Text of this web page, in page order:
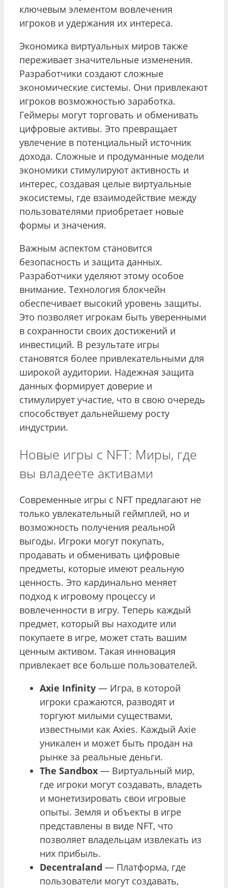
ключевым элементом вовлечения
игроков и удержания их интереса.
Экономика виртуальных миров также
переживает значительные изменения.
Разработчики создают сложные
экономические системы. Они привлекают
игроков возможностью заработка.
Геймеры могут торговать и обменивать
цифровые активы. Это превращает
увлечение в потенциальный источник
дохода. Сложные и продуманные модели
экономики стимулируют активность и
интерес, создавая целые виртуальные
экосистемы, где взаимодействие между
пользователями приобретает новые
формы и значения.
Важным аспектом становится
безопасность и защита данных.
Разработчики уделяют этому особое
внимание. Технология блокчейн
обеспечивает высокий уровень защиты.
Это позволяет игрокам быть уверенными
в сохранности своих достижений и
инвестиций. В результате игры
становятся более привлекательными для
широкой аудитории. Надежная защита
данных формирует доверие и
стимулирует участие, что в свою очередь
способствует дальнейшему росту
индустрии.
Новые игры с NFT: Миры, где
вы владеете активами
Современные игры с NFT предлагают не
только увлекательный геймплей, но и
возможность получения реальной
выгоды. Игроки могут покупать,
продавать и обменивать цифровые
предметы, которые имеют реальную
ценность. Это кардинально меняет
подход к игровому процессу и
вовлеченности в игру. Теперь каждый
предмет, который вы находите или
покупаете в игре, может стать вашим
ценным активом. Такая инновация
привлекает все больше пользователей.
Axie Infinity — Игра, в которой
игроки сражаются, разводят и
торгуют милыми существами,
известными как Axies. Каждый Axie
уникален и может быть продан на
рынке за реальные деньги.
The Sandbox — Виртуальный мир,
где игроки могут создавать, владеть
и монетизировать свои игровые
опыты. Земля и объекты в игре
представлены в виде NFT, что
позволяет владельцам извлекать из
них прибыль.
Decentraland — Платформа, где
пользователи могут создавать,